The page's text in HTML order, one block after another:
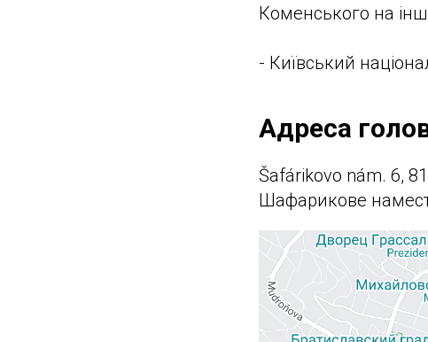
Коменського на
- Київський
Адреса
Šafárikovo nám. 6,
Шафарикове